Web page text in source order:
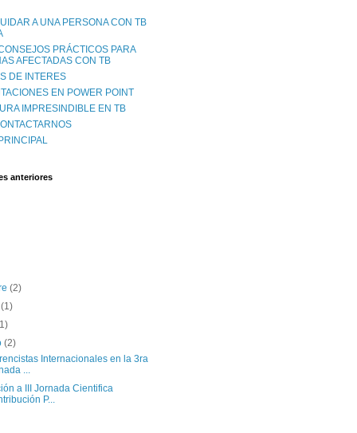
A UNA PERSONA CON TB
PRÁCTICOS PARA
AFECTADAS CON TB
DE INTERES
EN POWER POINT
IMPRESINDIBLE EN TB
anteriores
(2)
(1)
(2)
Internacionales en la 3ra
...
a III Jornada Cientifica
P...